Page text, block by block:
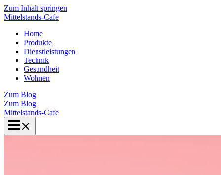
Zum Inhalt springen
Mittelstands-Cafe
Home
Produkte
Dienstleistungen
Technik
Gesundheit
Wohnen
Zum Blog
Zum Blog
Mittelstands-Cafe